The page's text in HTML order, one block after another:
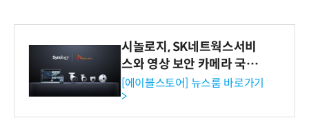
시놀로지, SK네트웍스서비
스와 영상 보안 카메라 국내
독점 판매 파트너십 체결
[에이블스토어] 뉴스룸 바로가기
>